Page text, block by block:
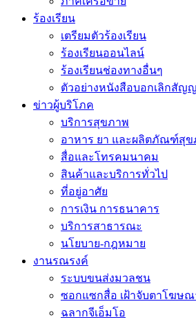
ร้องเรียน
เตรียมตัวร้องเรียน
ร้องเรียนออนไลน์
ร้องเรียนช่องทางอื่นๆ
ตัวอย่างหนังสือบอกเลิกสัญ
ข่าวผู้บริโภค
บริการสุขภาพ
อาหาร ยา และผลิตภัณฑ์สุข
สื่อและโทรคมนาคม
สินค้าและบริการทั่วไป
ที่อยู่อาศัย
การเงิน การธนาคาร
บริการสาธารณะ
นโยบาย-กฎหมาย
งานรณรงค์
ระบบขนส่งมวลชน
ซอกแซกสื่อ เฝ้าจับตาโฆษณ
ฉลากจีเอ็มโอ